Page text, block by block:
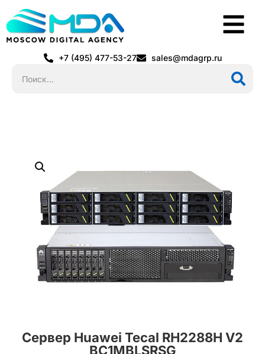
+7 (495) 477-53-27 sales@mdagrp.ru
Сервер Huawei Tecal RH2288H V2
BC1MBLSRSG